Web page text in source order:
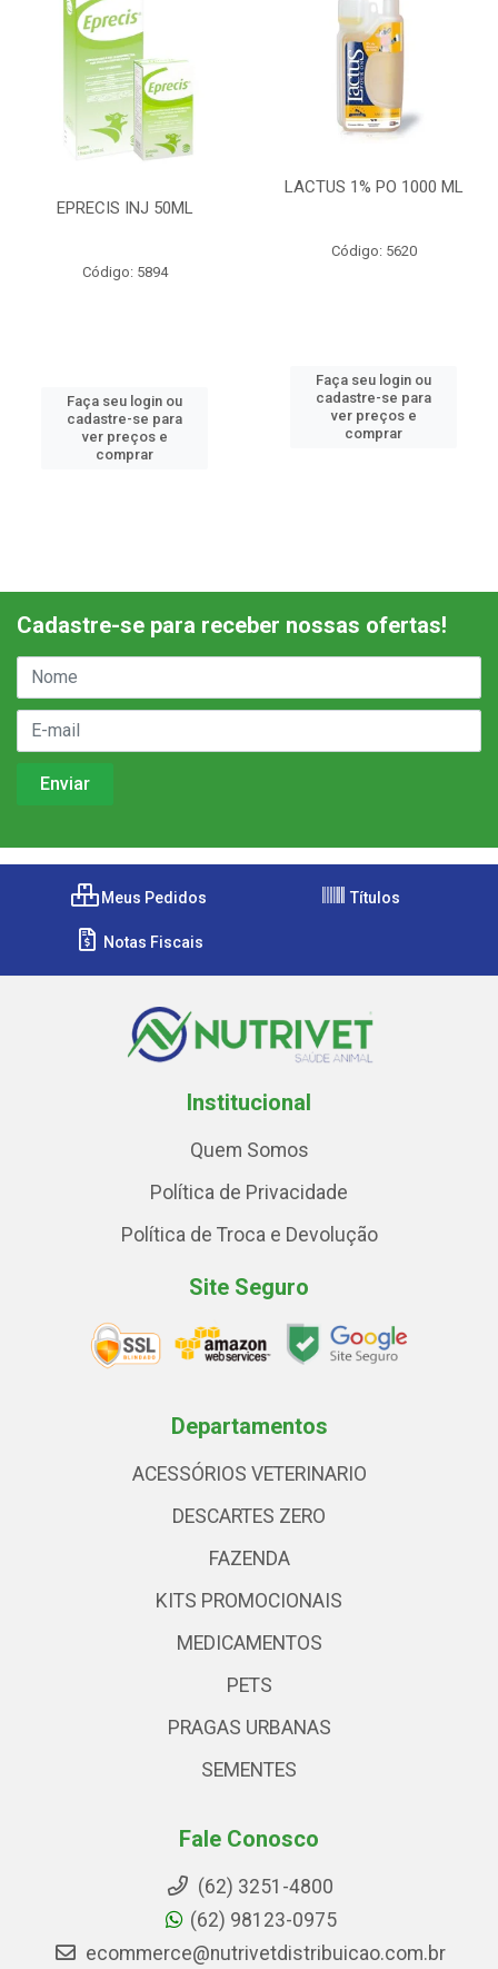
EPRECIS INJ 50ML
Código: 5894
Faça seu login ou
cadastre-se para
ver preços e
comprar
LACTUS 1% PO 1000 ML
Código: 5620
Faça seu login ou
cadastre-se para
ver preços e
comprar
Cadastre-se para receber nossas ofertas!
Meus Pedidos Títulos
Notas Fiscais
Institucional
Quem Somos
Política de Privacidade
Política de Troca e Devolução
Site Seguro
Departamentos
ACESSÓRIOS VETERINARIO
DESCARTES ZERO
FAZENDA
KITS PROMOCIONAIS
MEDICAMENTOS
PETS
PRAGAS URBANAS
SEMENTES
Fale Conosco
(62) 3251-4800
(62) 98123-0975
ecommerce@nutrivetdistribuicao.com.br